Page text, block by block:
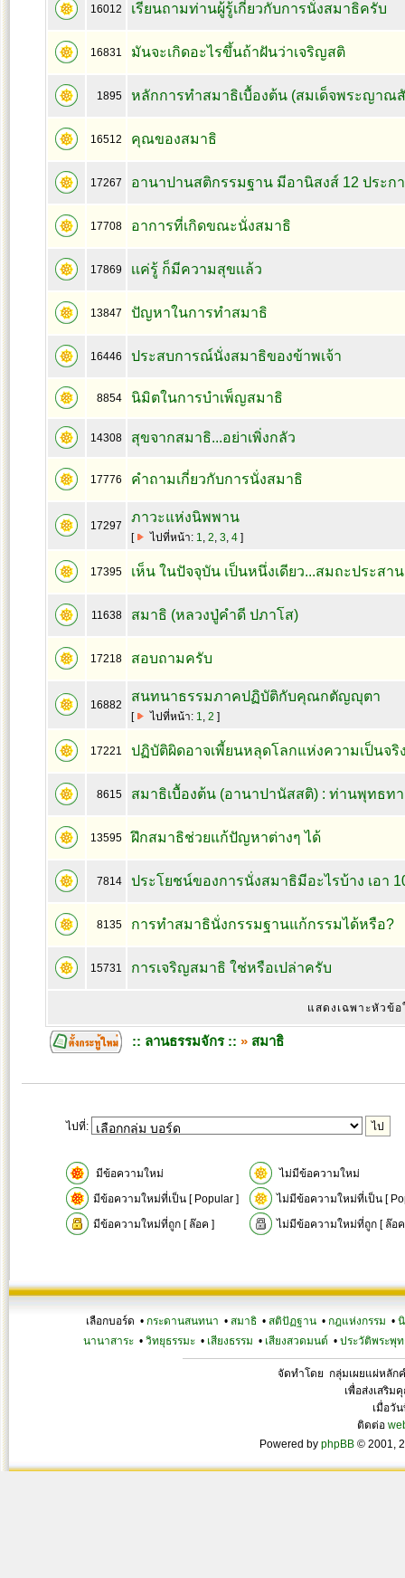
16012 เรียนถามท่านผู้รู้เกี่ยวกับการนั่งสมาธิครับ
16831 มันจะเกิดอะไรขึ้นถ้าฝันว่าเจริญสติ
1895 หลักการทำสมาธิเบื้องต้น (สมเด็จพระญาณสั
16512 คุณของสมาธิ
17267 อานาปานสติกรรมฐาน มีอานิสงส์ 12 ประก
17708 อาการที่เกิดขณะนั่งสมาธิ
17869 เเค่รู้ ก็มีความสุขเเล้ว
13847 ปัญหาในการทำสมาธิ
16446 ประสบการณ์นั่งสมาธิของข้าพเจ้า
8854 นิมิตในการบำเพ็ญสมาธิ
14308 สุขจากสมาธิ...อย่าเพิ่งกลัว
17776 คำถามเกี่ยวกับการนั่งสมาธิ
17297
ภาวะแห่งนิพพาน
[ ไปที่หน้า: 1, 2, 3, 4]
17395 เห็น ในปัจจุบัน เป็นหนึ่งเดียว...สมถะประสา
11638 สมาธิ (หลวงปู่คำดี ปภาโส)
17218 สอบถามครับ
16882
สนทนาธรรมภาคปฏิบัติกับคุณกตัญญุตา
[ ไปที่หน้า: 1, 2 ]
17221 ปฏิบัติผิดอาจเพี้ยนหลุดโลกแห่งความเป็นจริ
8615 สมาธิเบื้องต้น (อานาปานัสสติ) : ท่านพุทธท
13595 ฝึกสมาธิช่วยแก้ปัญหาต่างๆ ได้
7814 ประโยชน์ของการนั่งสมาธิมีอะไรบ้าง เอา
8135 การทำสมาธินั่งกรรมฐานแก้กรรมได้หรือ?
15731 การเจริญสมาธิ ใช่หรือเปล่าครับ
แสดงเฉพาะหัวข้อ
:: ลานธรรมจักร :: » สมาธิ
ไปที่:
มีข้อความใหม่
ไม่มีข้อความใหม่
มีข้อความใหม่ที่เป็น [ Popular ]
ไม่มีข้อความใหม่ที่เป็น [
มีข้อความใหม่ที่ถูก [ ล๊อค ]
ไม่มีข้อความใหม่ที่ถูก [ ล๊อ
เลือกบอร์ด • กระดานสนทนา • สมาธิ • สติปัฏฐาน • กฎแห่งกรรม •
นานาสาระ• วิทยุธรรมะ• เสียงธรรม • เสียงสวดมนต์ • ประวัติพระพุท
จัดทำโดย กลุ่มเผยแผ่หลัก
เพื่อส่งเสริม
เมื่อวั
ติดต่อ
Powered by phpBB © 2001,